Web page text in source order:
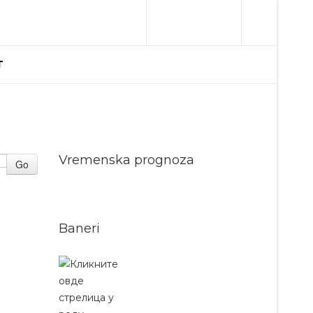
Go Vremenska prognoza
Baneri